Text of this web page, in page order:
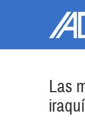
Las
iraquí